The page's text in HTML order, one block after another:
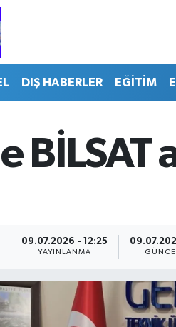
DIŞ HABERLER EĞİTİM
BİLSAT
09.07.2026 - 12:25
YAYINLANMA